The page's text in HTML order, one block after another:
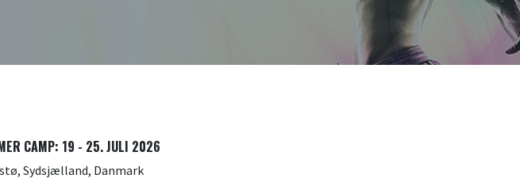
CAMP: 19 - 25. JULI 2026
Sydsjælland, Danmark